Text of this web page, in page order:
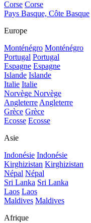
Corse Corse
Pays Basque, Côte Basque
Europe
Monténégro Monténégro
Portugal Portugal
Espagne Espagne
Islande Islande
Italie Italie
Norvège Norvège
AngleterreAngleterre
Grèce Grèce
Ecosse Ecosse
Asie
Indonésie Indonésie
Kirghizistan Kirghizistan
Népal Népal
Sri Lanka Sri Lanka
Laos Laos
Maldives Maldives
Afrique